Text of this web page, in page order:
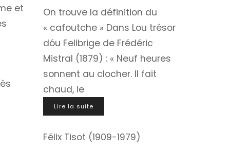
et
On trouve la définition du
« cafoutche » Dans Lou trésor
dóu Felibrige de Frédéric
Mistral (1879) : « Neuf heures
sonnent au clocher. Il fait
chaud, le
Lire la suite
Félix Tisot (1909-1979)